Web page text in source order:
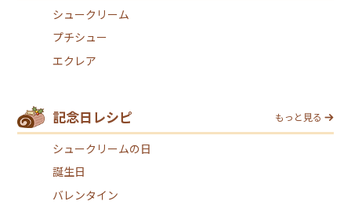
シュークリーム
プチシュー
エクレア
記念日レシピ もっと見る
シュークリームの日
誕生日
バレンタイン